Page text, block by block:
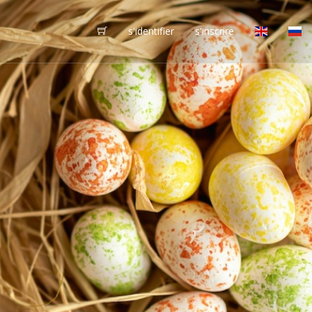
s'identifier s'inscrire